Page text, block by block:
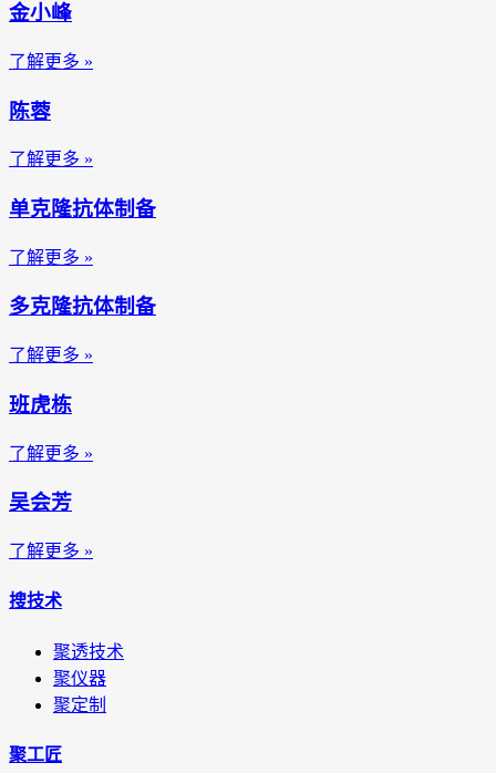
金小峰
了解更多 »
陈蓉
了解更多 »
单克隆抗体制备
了解更多 »
多克隆抗体制备
了解更多 »
班虎栋
了解更多 »
吴会芳
了解更多 »
搜技术
聚透技术
聚仪器
聚定制
聚工匠